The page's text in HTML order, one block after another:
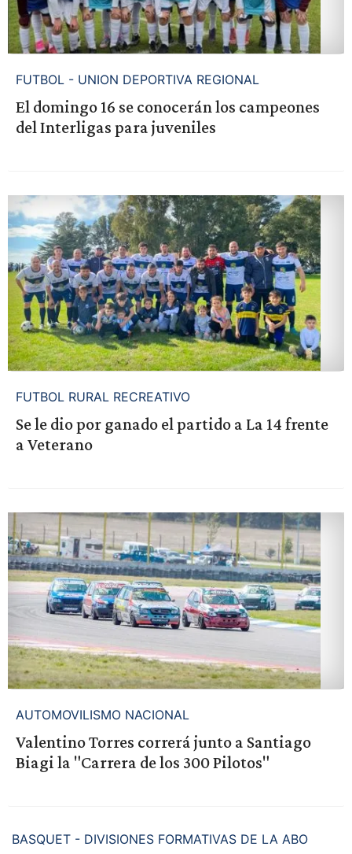
FUTBOL - UNION DEPORTIVA REGIONAL
El domingo 16 se conocerán los campeones
del Interligas para juveniles
FUTBOL RURAL RECREATIVO
Se le dio por ganado el partido a La 14 frente
a Veterano
AUTOMOVILISMO NACIONAL
Valentino Torres correrá junto a Santiago
Biagi la "Carrera de los 300 Pilotos"
BASQUET - DIVISIONES FORMATIVAS DE LA ABO